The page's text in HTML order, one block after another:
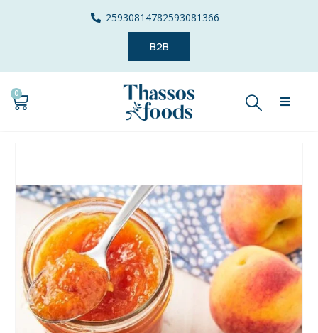
25930814782593081366
B2B
0